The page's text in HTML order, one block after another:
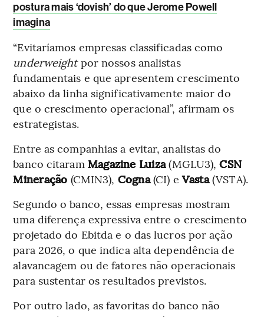
postura mais ‘dovish’ do que Jerome Powell
imagina
“Evitaríamos empresas classificadas como
underweightpor nossos analistas
fundamentais e que apresentem crescimento
abaixo da linha significativamente maior do
que o crescimento operacional”, afirmam os
estrategistas.
Entre as companhias a evitar, analistas do
banco citaram Magazine Luiza(MGLU3),CSN
Mineração (CMIN3), Cogna(CI) eVasta(VSTA).
Segundo o banco, essas empresas mostram
uma diferença expressiva entre o crescimento
projetado do Ebitda e o das lucros por ação
para 2026, o que indica alta dependência de
alavancagem ou de fatores não operacionais
para sustentar os resultados previstos.
Por outro lado, as favoritas do banco não